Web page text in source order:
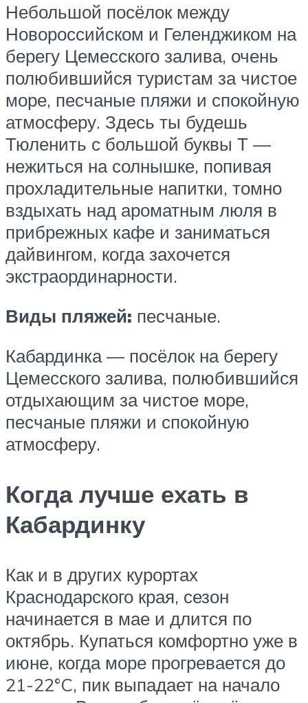
Небольшой посёлок между
Новороссийском и Геленджиком на
берегу Цемесского залива, очень
полюбившийся туристам за чистое
море, песчаные пляжи и спокойную
атмосферу. Здесь ты будешь
Тюленить с большой буквы Т —
нежиться на солнышке, попивая
прохладительные напитки, томно
вздыхать над ароматным люля в
прибрежных кафе и заниматься
дайвингом, когда захочется
экстраординарности.
Виды пляжей: песчаные.
Кабардинка — посёлок на берегу
Цемесского залива, полюбившийся
отдыхающим за чистое море,
песчаные пляжи и спокойную
атмосферу.
Когда лучше ехать в
Кабардинку
Как и в других курортах
Краснодарского края, сезон
начинается в мае и длится по
октябрь. Купаться комфортно уже в
июне, когда море прогревается до
21-22°C, пик выпадает на начало